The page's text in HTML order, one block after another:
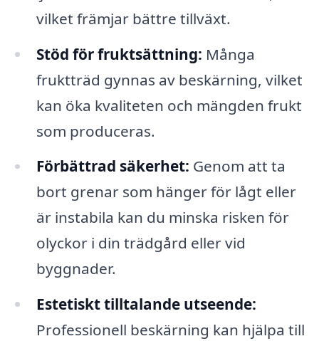
vilket främjar bättre tillväxt.
Stöd för fruktsättning: Många
fruktträd gynnas av beskärning, vilket
kan öka kvaliteten och mängden frukt
som produceras.
Förbättrad säkerhet: Genom att ta
bort grenar som hänger för lågt eller
är instabila kan du minska risken för
olyckor i din trädgård eller vid
byggnader.
Estetiskt tilltalande utseende:
Professionell beskärning kan hjälpa till